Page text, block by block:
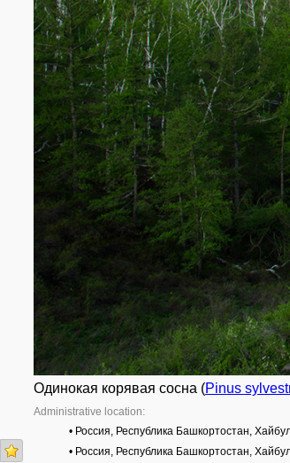
Одинокая корявая сосна (Pinus
Administrative location:
• Россия, Республика Башкортостан,
• Россия, Республика Башкортостан,